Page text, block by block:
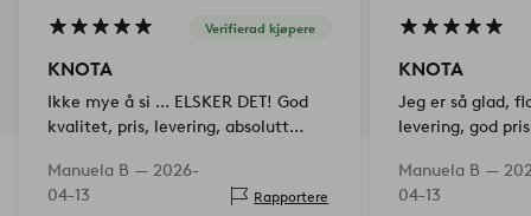
Verifierad kjøpere
KNOTA
Ikke mye å si ... ELSKER DET! God
kvalitet, pris, levering, absolutt
Manuela B — 2026-
04-13
Rapportere
KNOTA
Jeg er så glad,
levering, god
Takk og 5
Manuela B —
04-13